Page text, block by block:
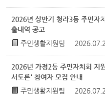
2026년 상반기 청라3동 주민자
출내역 공고
주민생활지원팀
2026년 가정2동 주민자치회 지
서토론' 참여자 모집 안내
주민생활지원팀